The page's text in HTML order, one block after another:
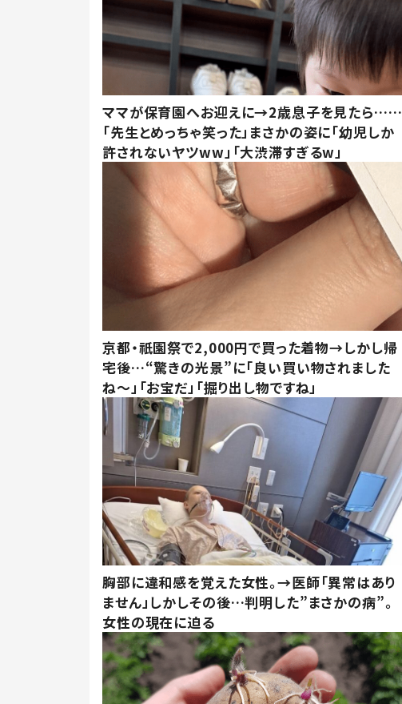
ママが保育園へお迎えに→2歳息子を見たら……
「先生とめっちゃ笑った」まさかの姿に「幼児しか
許されないヤツww」「大渋滞すぎるw」
京都・祇園祭で2,000円で買った着物→しかし帰
宅後…“驚きの光景”に「良い買い物されました
ね～」「お宝だ」「掘り出し物ですね」
胸部に違和感を覚えた女性。→医師「異常はあり
ません」しかしその後…判明した”まさかの病”。
女性の現在に迫る